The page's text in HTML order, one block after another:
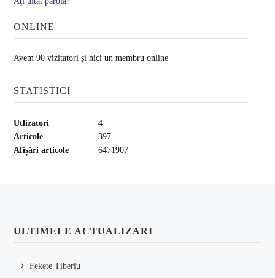
ONLINE
Avem 90 vizitatori și nici un membru online
STATISTICI
Utlizatori
4
Articole
397
Afișări articole
6471907
ULTIMELE ACTUALIZARI
Fekete Tiberiu